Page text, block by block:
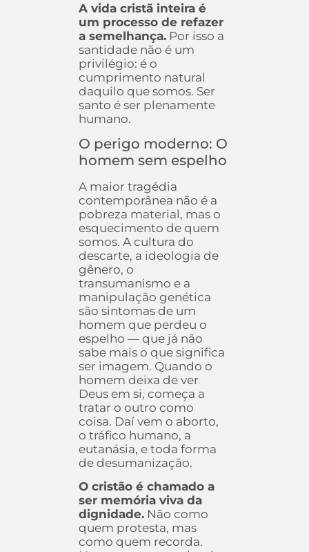
A vida cristã inteira é
um processo de refazer
a semelhança.Por isso a
santidade não é um
privilégio: é o
cumprimento natural
daquilo que somos. Ser
santo é ser plenamente
humano.
O perigo moderno: O
homem sem espelho
A maior tragédia
contemporânea não é a
pobreza material, mas o
esquecimento de quem
somos. A cultura do
descarte, a ideologia de
gênero, o
transumanismo e a
manipulação genética
são sintomas de um
homem que perdeu o
espelho — que já não
sabe mais o que significa
ser imagem. Quando o
homem deixa de ver
Deus em si, começa a
tratar o outro como
coisa. Daí vem o aborto,
o tráfico humano, a
eutanásia, e toda forma
de desumanização.
O cristão é chamado a
ser memória viva da
dignidade.Não como
quem protesta, mas
como quem recorda.